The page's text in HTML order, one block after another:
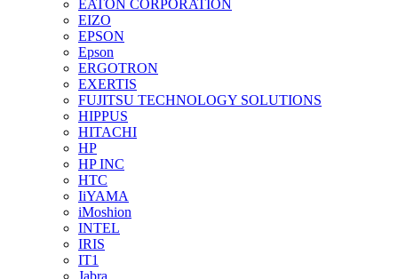
EATON CORPORATION
EIZO
EPSON
Epson
ERGOTRON
EXERTIS
FUJITSU TECHNOLOGY SOLUTIONS
HIPPUS
HITACHI
HP
HP INC
HTC
IiYAMA
iMoshion
INTEL
IRIS
IT1
Jabra